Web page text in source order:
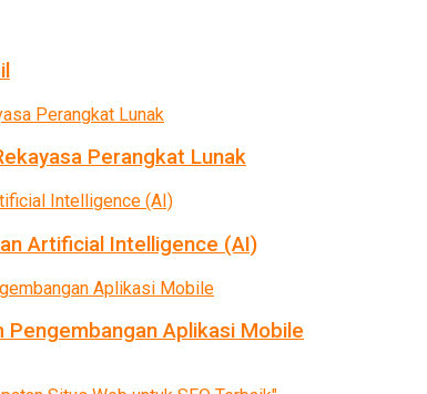
Perangkat Lunak
Artificial Intelligence (AI)
Pengembangan Aplikasi Mobile